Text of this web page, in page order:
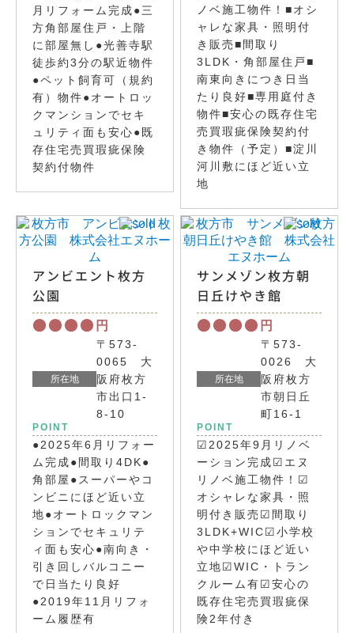
月リフォーム完成●三
方角部屋住戸・上階
に部屋無し●光善寺駅
徒歩約3分の駅近物件
●ペット飼育可（規約
有）物件●オートロッ
クマンションでセキ
ュリティ面も安心●既
存住宅売買瑕疵保険
契約付物件
ノベ施工物件！■オシ
ャレな家具・照明付
き販売■間取り
3LDK・角部屋住戸■
南東向きにつき日当
たり良好■専用庭付き
物件■安心の既存住宅
売買瑕疵保険契約付
き物件（予定）■淀川
河川敷にほど近い立
地
アンビエント枚方
公園
●●●● 円
所在地
〒573-
0065 大
阪府枚方
市出口1-
8-10
POINT
●2025年6月リフォー
ム完成●間取り4DK●
角部屋●スーパーやコ
ンビニにほど近い立
地●オートロックマン
ションでセキュリテ
ィ面も安心●南向き・
引き回しバルコニー
で日当たり良好
●2019年11月リフォ
ーム履歴有
サンメゾン枚方朝
日丘けやき館
●●●● 円
所在地
〒573-
0026 大
阪府枚方
市朝日丘
町16-1
POINT
☑2025年9月リノベ
ーション完成☑エヌ
リノベ施工物件！☑
オシャレな家具・照
明付き販売☑間取り
3LDK+WIC☑小学校
や中学校にほど近い
立地☑WIC・トラン
クルーム有☑安心の
既存住宅売買瑕疵保
険2年付き